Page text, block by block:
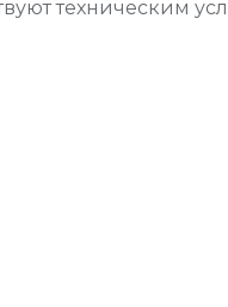
техническим